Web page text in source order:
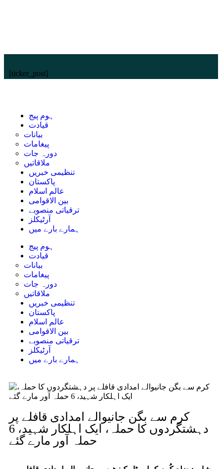
[ticker_post]
ہوم پیج
قیادت
بیانات
پیغامات
دورہ جات
ملاقاتیں
تنظیمی خبریں
پاکستان
عالم اسلام
بین الاقوامی
ترقیاتی منصوبے
آرٹیکلز
ہمارے بارے میں
ہوم پیج
قیادت
بیانات
پیغامات
دورہ جات
ملاقاتیں
تنظیمی خبریں
پاکستان
عالم اسلام
بین الاقوامی
ترقیاتی منصوبے
آرٹیکلز
ہمارے بارے میں
کرم سے بگن جانیوالے امدادی قافلے پر
دہشتگردوں کا حملہ، ایک اہلکار شہید، 6
حملہ آور مارے گئے